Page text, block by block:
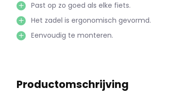
Past op zo goed als elke fiets.
Het zadel is ergonomisch gevormd.
Eenvoudig te monteren.
Productomschrijving